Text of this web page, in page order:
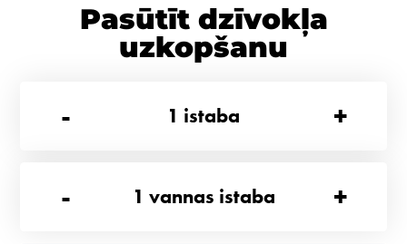
Pasūtīt dzīvokļa
uzkopšanu
-
1 istaba +
- 1 vannas istaba +